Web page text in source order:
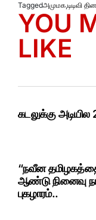
Taggedஅமுமக,டிடிவி
YOU
LIKE
கடலுக்கு
“நவீன தமிழகத்தை
ஆண்டு நினைவு
புகழாரம்..